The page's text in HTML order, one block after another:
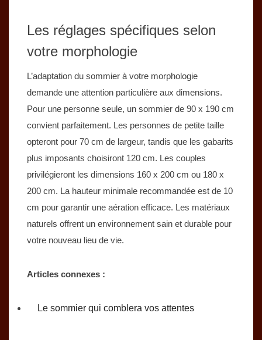
Les réglages spécifiques selon
votre morphologie
L’adaptation du sommier à votre morphologie
demande une attention particulière aux dimensions.
Pour une personne seule, un sommier de 90 x 190 cm
convient parfaitement. Les personnes de petite taille
opteront pour 70 cm de largeur, tandis que les gabarits
plus imposants choisiront 120 cm. Les couples
privilégieront les dimensions 160 x 200 cm ou 180 x
200 cm. La hauteur minimale recommandée est de 10
cm pour garantir une aération efficace. Les matériaux
naturels offrent un environnement sain et durable pour
votre nouveau lieu de vie.
Articles connexes :
Le sommier qui comblera vos attentes